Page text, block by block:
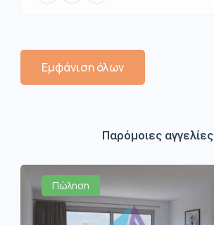
Εμφάνιση όλων
Παρόμοιες αγγελίες
Πώληση